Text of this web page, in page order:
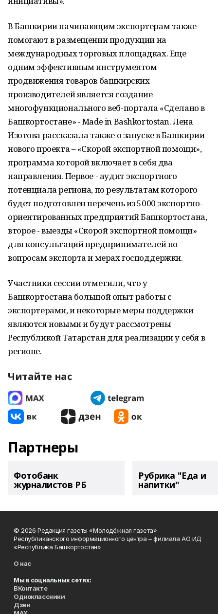
В Башкирии начинающим экспортерам также
помогают в размещении продукции на
международных торговых площадках. Еще
одним эффективным инструментом
продвижения товаров башкирских
производителей является создание
многофункционального веб-портала «Сделано в
Башкортостане» - Made in Bashkortostan. Лена
Изотова рассказала также о запуске в Башкирии
нового проекта – «Скорой экспортной помощи»,
программа которой включает в себя два
направления. Первое - аудит экспортного
потенциала региона, по результатам которого
будет подготовлен перечень из 5000 экспортно-
ориентированных предприятий Башкортостана,
второе - выезды «Скорой экспортной помощи»
для консультаций предпринимателей по
вопросам экспорта и мерах господдержки.
Участники сессии отметили, что у
Башкортостана большой опыт работы с
экспортерами, и некоторые меры поддержки
являются новыми и будут рассмотрены
Республикой Татарстан для реализации у себя в
регионе.
Читайте нас
Партнеры
Фотобанк
журналистов РБ
Рубрика "Еда и
напитки"
© 2026 Редакция газеты «Молодёжная газета»
Республиканского информационного центра – филиала АО ИД
«Республика Башкортостан»
О нас
Мы в социальных сетях:
ВКонтакте
Одноклассники
Дзен